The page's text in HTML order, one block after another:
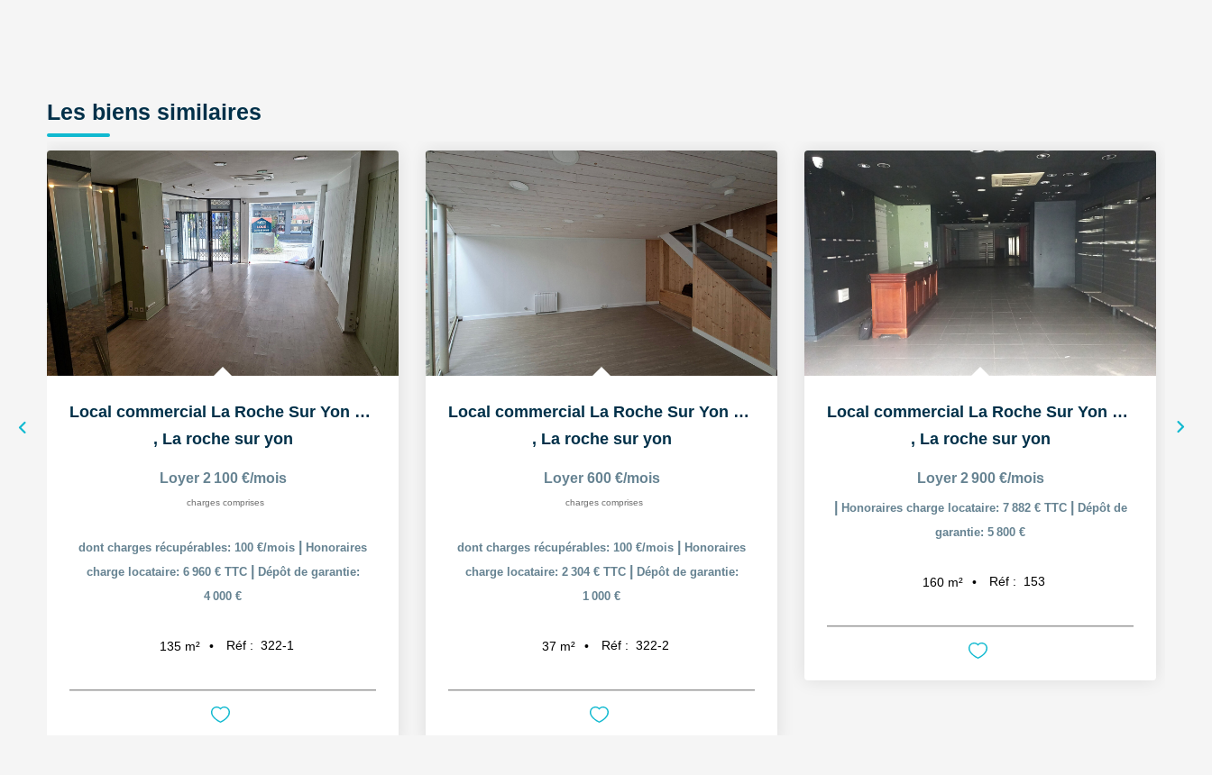
Les biens similaires
Local commercial La Roche Sur Yon 135 m2
, La roche sur yon
Loyer 2 100 €/mois
charges comprises
dont charges récupérables: 100 €/mois
Honoraires
charge locataire: 6 960 € TTC
Dépôt de garantie:
4 000 €
135 m² Réf : 322-1
Local commercial La Roche Sur Yon 37 m2
, La roche sur yon
Loyer 600 €/mois
charges comprises
dont charges récupérables: 100 €/mois
Honoraires
charge locataire: 2 304 € TTC
Dépôt de garantie:
1 000 €
37 m² Réf : 322-2
Local commercial La Roche Sur Yon 160 m2
, La roche sur yon
Loyer 2 900 €/mois
Honoraires charge locataire: 7 882 € TTC
Dépôt de
garantie: 5 800 €
160 m² Réf : 153